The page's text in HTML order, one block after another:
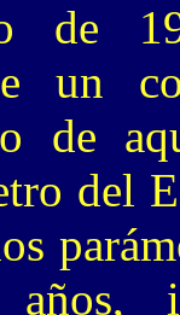
de
un
de
del